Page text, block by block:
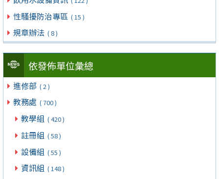
性騷擾防治專區 ( 15 )
規章辦法 ( 8 )
依發佈單位彙總
進修部 ( 2 )
教務處 ( 700 )
教學組 ( 420 )
註冊組 ( 58 )
設備組 ( 55 )
資訊組 ( 148 )